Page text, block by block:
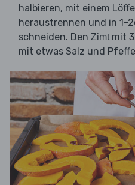
halbieren, mit einem
heraustrennen und in 1-
schneiden. Den Zimt mit
mit etwas Salz und